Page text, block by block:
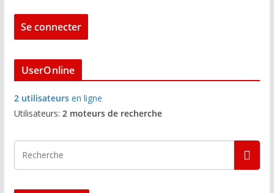
UserOnline
2 utilisateursen ligne
Utilisateurs: 2 moteurs de recherche